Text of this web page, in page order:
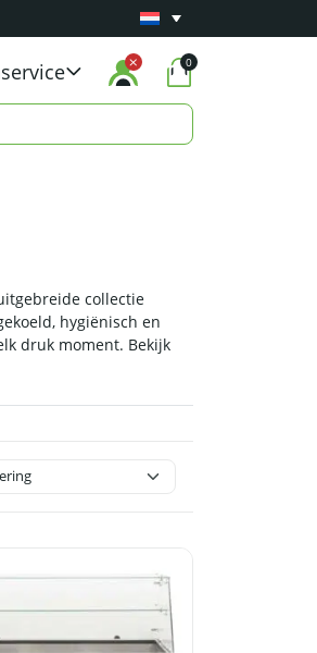
Carry-in garantie
0
collectie
hygiënisch en
druk moment. Bekijk